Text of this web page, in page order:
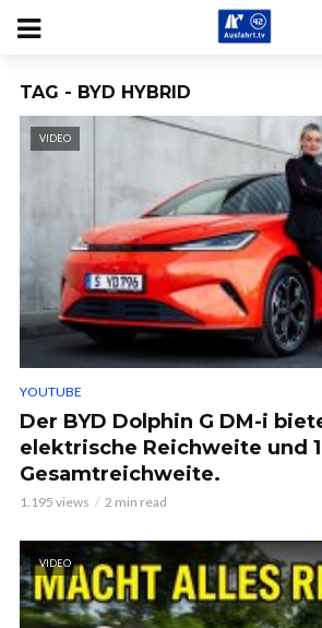
TAG - BYD HYBRID
VIDEO
YOUTUBE
Der BYD Dolphin G DM-i
elektrische Reichweite und
Gesamtreichweite.
1.195 views 2 min read
VIDEO